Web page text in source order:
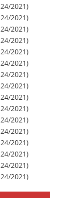
2021)
2021)
2021)
2021)
2021)
2021)
2021)
2021)
2021)
2021)
2021)
2021)
2021)
2021)
2021)
2021)